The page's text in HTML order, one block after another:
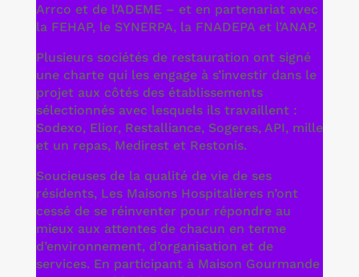
Arrco et de l’ADEME – et en partenariat avec
la FEHAP, le SYNERPA, la FNADEPA et l’ANAP.
Plusieurs sociétés de restauration ont signé
une charte qui les engage à s’investir dans le
projet aux côtés des établissements
sélectionnés avec lesquels ils travaillent :
Sodexo, Elior, Restalliance, Sogeres, API, mille
et un repas, Medirest et Restonis.
Soucieuses de la qualité de vie de ses
résidents, Les Maisons Hospitalières n’ont
cessé de se réinventer pour répondre au
mieux aux attentes de chacun en terme
d’environnement, d’organisation et de
services. En participant à Maison Gourmande